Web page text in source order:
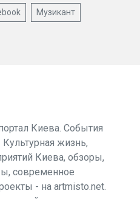
Музикант
Киева. События
жизнь,
Киева, обзоры,
современное
- на artmisto.net.